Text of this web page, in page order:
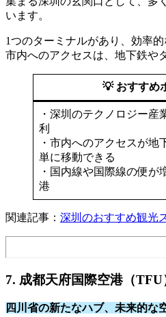
います。
1つのターミナルがあり、効率
市内へのアクセスは、地下鉄や
💡 おすすめ
・深圳のテクノロジー産
利
・市内へのアクセスが地
単に移動できる
・国内線や国際線の便が
港
関連記事： 深圳のおすすめ観光
7. 成都天府国際空港（TFU
四川省の新たなハブ、未来的な